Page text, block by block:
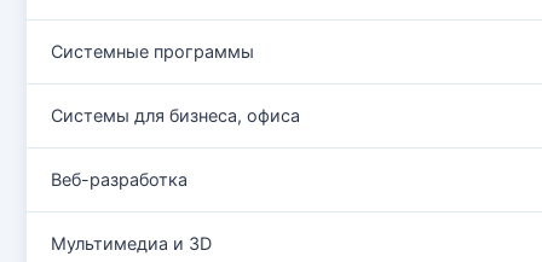
Системные программы
Системы для бизнеса, офиса
Веб-разработка
Мультимедиа и 3D